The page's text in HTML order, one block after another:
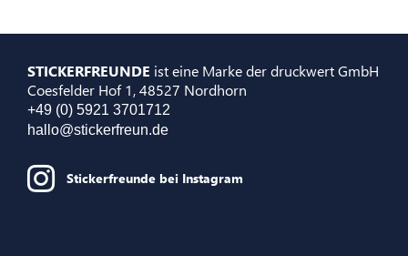
STICKERFREUNDE ist eine Marke der druckwert GmbH
Coesfelder Hof 1, 48527 Nordhorn
+49 (0) 5921 3701712
hallo@stickerfreun.de
Stickerfreunde bei Instagram